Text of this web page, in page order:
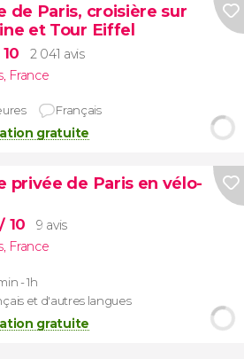
de Paris, croisière sur
et Tour Eiffel
2 041 avis
France
Français
gratuite
privée de Paris en vélo-
/ 10
9 avis
, France
- 1h
et d'autres langues
gratuite